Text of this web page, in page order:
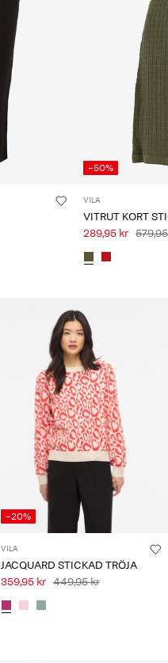
-50%
VILA
VITRUT KORT
289,95 kr
-20%
VILA
JACQUARD STICKAD TRÖJA
359,95 kr 449,95 kr